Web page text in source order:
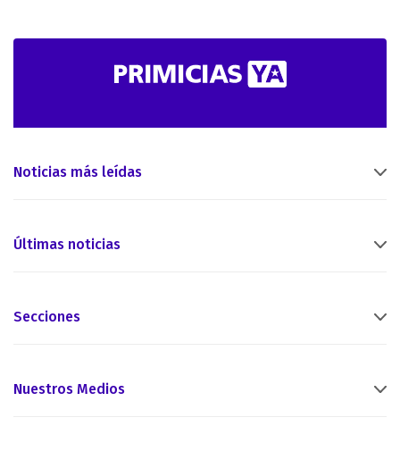
Noticias más leídas
Últimas noticias
Secciones
Nuestros Medios